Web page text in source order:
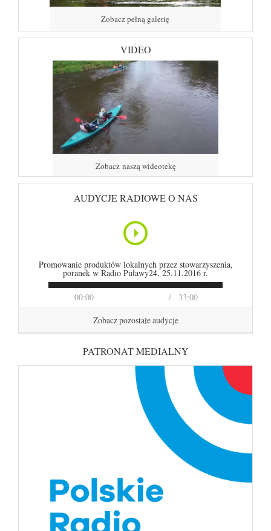
Zobacz pełną galerię
VIDEO
Zobacz naszą wideotekę
AUDYCJE RADIOWE O NAS
00:00 33:00
Promowanie produktów lokalnych przez stowarzyszenia,
poranek w Radio Puławy24, 25.11.2016 r.
Zobacz pozostałe audycje
PATRONAT MEDIALNY